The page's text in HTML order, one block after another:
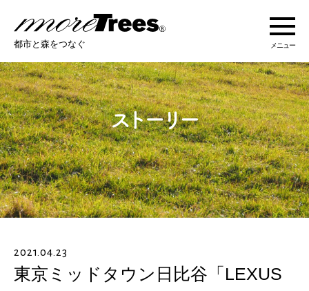
more trees
都市と森をつなぐ メニュー
more treesについて
活動紹介
活動地域
ストーリー
2021.04.23
東京ミッドタウン日比谷「LEXUS